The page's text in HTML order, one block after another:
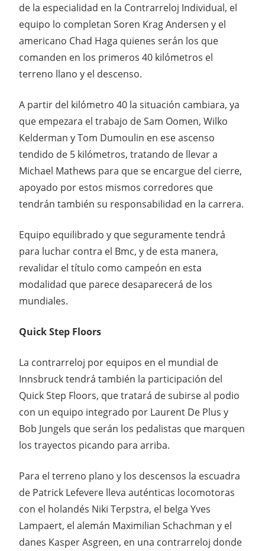
de la especialidad en la Contrarreloj Individual, el
equipo lo completan Soren Krag Andersen y el
americano Chad Haga quienes serán los que
comanden en los primeros 40 kilómetros el
terreno llano y el descenso.
A partir del kilómetro 40 la situación cambiara, ya
que empezara el trabajo de Sam Oomen, Wilko
Kelderman y Tom Dumoulin en ese ascenso
tendido de 5 kilómetros, tratando de llevar a
Michael Mathews para que se encargue del cierre,
apoyado por estos mismos corredores que
tendrán también su responsabilidad en la carrera.
Equipo equilibrado y que seguramente tendrá
para luchar contra el Bmc, y de esta manera,
revalidar el título como campeón en esta
modalidad que parece desaparecerá de los
mundiales.
Quick Step Floors
La contrarreloj por equipos en el mundial de
Innsbruck tendrá también la participación del
Quick Step Floors, que tratará de subirse al podio
con un equipo integrado por Laurent De Plus y
Bob Jungels que serán los pedalistas que marquen
los trayectos picando para arriba.
Para el terreno plano y los descensos la escuadra
de Patrick Lefevere lleva auténticas locomotoras
con el holandés Niki Terpstra, el belga Yves
Lampaert, el alemán Maximilian Schachman y el
danes Kasper Asgreen, en una contrarreloj donde